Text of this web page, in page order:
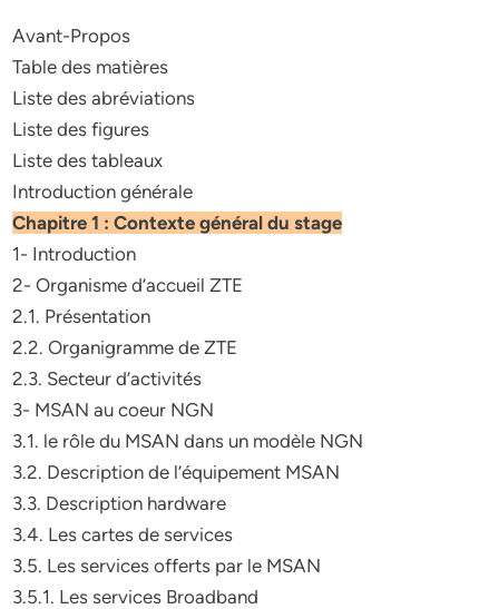
Avant-Propos
Table des matières
Liste des abréviations
Liste des figures
Liste des tableaux
Introduction générale
Chapitre 1 : Contexte général du stage
1- Introduction
2- Organisme d’accueil ZTE
2.1. Présentation
2.2. Organigramme de ZTE
2.3. Secteur d’activités
3- MSAN au coeur NGN
3.1. le rôle du MSAN dans un modèle NGN
3.2. Description de l’équipement MSAN
3.3. Description hardware
3.4. Les cartes de services
3.5. Les services offerts par le MSAN
3.5.1. Les services Broadband